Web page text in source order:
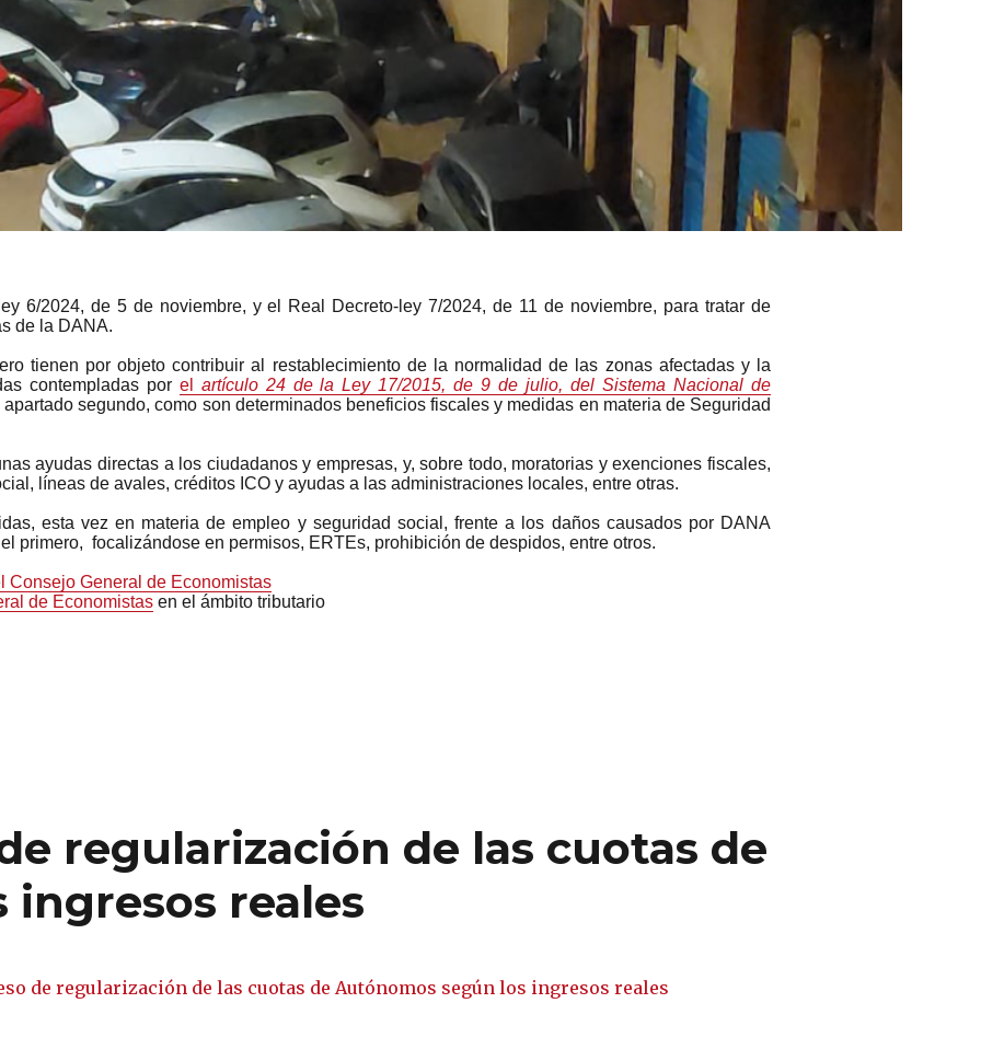
6/2024, de 5 de noviembre, y el Real Decreto-ley 7/2024, de 11 de noviembre, para tratar de
de la DANA.
tienen por objeto contribuir al restablecimiento de la normalidad de las zonas afectadas y la
contempladas por el artículo 24 de la Ley 17/2015, de 9 de julio, del Sistema Nacional de
segundo, como son determinados beneficios fiscales y medidas en materia de Seguridad
ayudas directas a los ciudadanos y empresas, y, sobre todo, moratorias y exenciones fiscales,
líneas de avales, créditos ICO y ayudas a las administraciones locales, entre otras.
esta vez en materia de empleo y seguridad social, frente a los daños causados por DANA
primero, focalizándose en permisos, ERTEs, prohibición de despidos, entre otros.
Consejo General de Economistas
de Economistas en el ámbito tributario
regularización de las cuotas de
reales